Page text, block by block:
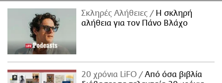
Σκληρές Αλήθειες
H σκληρή
αλήθεια για τον Πάνο Βλάχο
20 χρόνια LiFO
Από όσα βιβλία